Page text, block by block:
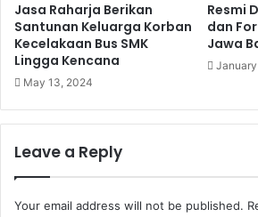
Jasa Raharja Berikan
Santunan Keluarga Korban
Kecelakaan Bus SMK
Lingga Kencana
May 13, 2024
Resmi
dan
Jawa
Leave a Reply
Your email address will not be published.